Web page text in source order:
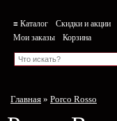
≡ Каталог Скидки и акции
Мои заказы
Корзина
Главная » Porco Rosso